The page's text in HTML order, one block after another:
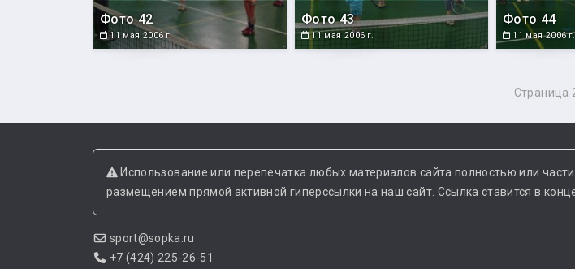
Фото 42
11 мая 2006 г.
Фото 43
11 мая 2006 г.
Фото 44
11 мая 2006 г.
Страница
Использование или перепечатка любых материалов сайта полностью или
размещением прямой активной гиперссылки на наш сайт. Ссылка ставится в
sport@sopka.ru
+7 (424) 225-26-51